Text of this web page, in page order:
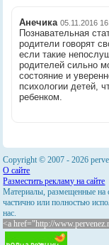
Анечика 05.11.2016
Познавательная
родители говорят
если такие
родителей сильно
состояние и
психологии детей,
ребенком.
Copyright © 2007 -2026
О сайте
Разместить рекламу на сайте
Материалы, размещенные на
частично или полностью
нас.
<a href="http://